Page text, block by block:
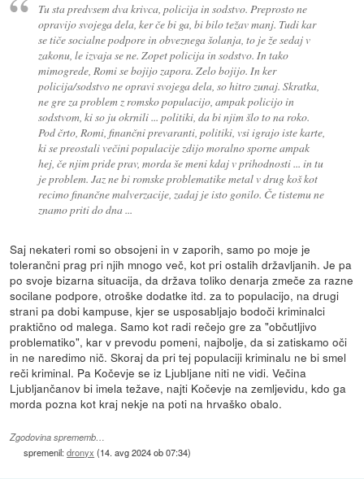
Tu sta predvsem dva krivca, policija in sodstvo. Preprosto ne
opravijo svojega dela, ker če bi ga, bi bilo težav manj. Tudi kar
se tiče socialne podpore in obveznega šolanja, to je že sedaj v
zakonu, le izvaja se ne. Zopet policija in sodstvo. In tako
mimogrede, Romi se bojijo zapora. Zelo bojijo. In ker
policija/sodstvo ne opravi svojega dela, so hitro zunaj. Skratka,
ne gre za problem z romsko populacijo, ampak policijo in
sodstvom, ki so ju okrnili ... politiki, da bi njim šlo to na roko.
Pod črto, Romi, finančni prevaranti, politiki, vsi igrajo iste karte,
ki se preostali večini populacije zdijo moralno sporne ampak
hej, če njim pride prav, morda še meni kdaj v prihodnosti ... in tu
je problem. Jaz ne bi romske problematike metal v drug koš kot
recimo finančne malverzacije, zadaj je isto gonilo. Če tistemu ne
znamo priti do dna ...
Saj nekateri romi so obsojeni in v zaporih, samo po moje je
tolerančni prag pri njih mnogo več, kot pri ostalih državljanih. Je pa
po svoje bizarna situacija, da država toliko denarja zmeče za razne
socilane podpore, otroške dodatke itd. za to populacijo, na drugi
strani pa dobi kampuse, kjer se usposabljajo bodoči kriminalci
praktično od malega. Samo kot radi rečejo gre za "občutljivo
problematiko", kar v prevodu pomeni, najbolje, da si zatiskamo oči
in ne naredimo nič. Skoraj da pri tej populaciji kriminalu ne bi smel
reči kriminal. Pa Kočevje se iz Ljubljane niti ne vidi. Večina
Ljubljančanov bi imela težave, najti Kočevje na zemljevidu, kdo ga
morda pozna kot kraj nekje na poti na hrvaško obalo.
Zgodovina sprememb…
spremenil:dronyx (14. avg 2024 ob 07:34)